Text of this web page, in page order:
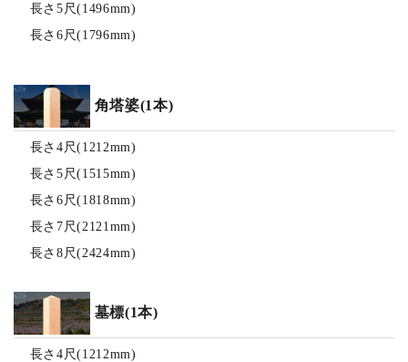
長さ5尺(1496mm)
長さ6尺(1796mm)
角塔婆(1本)
長さ4尺(1212mm)
長さ5尺(1515mm)
長さ6尺(1818mm)
長さ7尺(2121mm)
長さ8尺(2424mm)
墓標(1本)
長さ4尺(1212mm)